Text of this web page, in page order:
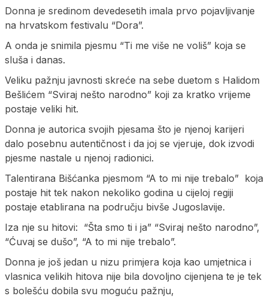
Donna je sredinom devedesetih imala prvo pojavljivanje
na hrvatskom festivalu “Dora”.
A onda je snimila pjesmu “Ti me više ne voliš” koja se
sluša i danas.
Veliku pažnju javnosti skreće na sebe duetom s Halidom
Bešlićem “Sviraj nešto narodno” koji za kratko vrijeme
postaje veliki hit.
Donna je autorica svojih pjesama što je njenoj karijeri
dalo posebnu autentičnost i da joj se vjeruje, dok izvodi
pjesme nastale u njenoj radionici.
Talentirana Bišćanka pjesmom “A to mi nije trebalo” koja
postaje hit tek nakon nekoliko godina u cijeloj regiji
postaje etablirana na području bivše Jugoslavije.
Iza nje su hitovi: “Šta smo ti i ja” “Sviraj nešto narodno”,
“Ćuvaj se dušo”, “A to mi nije trebalo”.
Donna je još jedan u nizu primjera koja kao umjetnica i
vlasnica velikih hitova nije bila dovoljno cijenjena te je tek
s bolešću dobila svu moguću pažnju,